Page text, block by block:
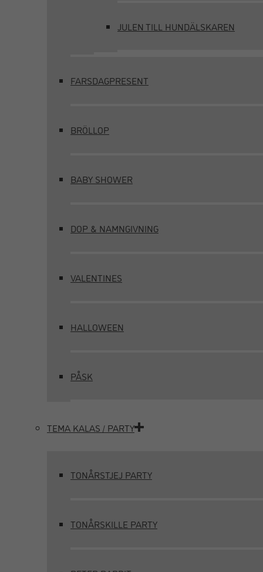
JULEN TILL HUNDÄLSKAREN
FARSDAGPRESENT
BRÖLLOP
BABY SHOWER
DOP & NAMNGIVNING
VALENTINES
HALLOWEEN
PÅSK
TEMA KALAS / PARTY
TONÅRSTJEJ PARTY
TONÅRSKILLE PARTY